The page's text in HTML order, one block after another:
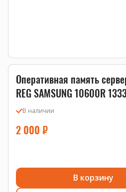
Оперативная память
REG SAMSUNG 10600R
В наличии
2 000 ₽
В корзину